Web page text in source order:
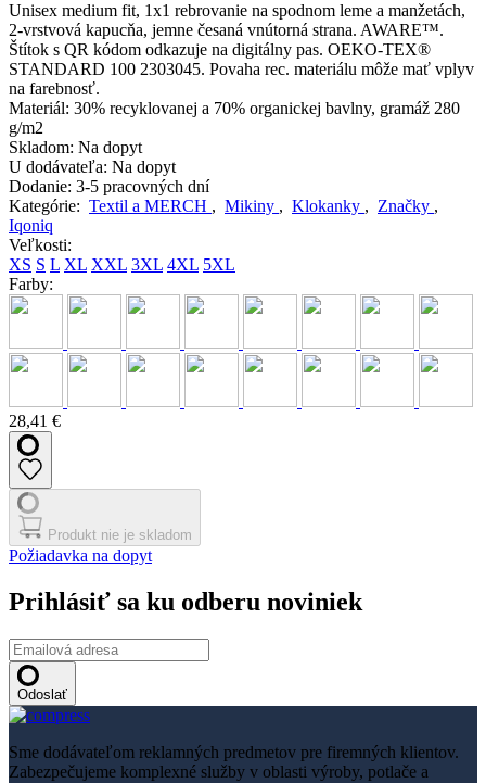
Unisex medium fit, 1x1 rebrovanie na spodnom leme a manžetách,
2-vrstvová kapucňa, jemne česaná vnútorná strana. AWARE™.
Štítok s QR kódom odkazuje na digitálny pas. OEKO-TEX®
STANDARD 100 2303045. Povaha rec. materiálu môže mať vplyv
na farebnosť.
Materiál: 30% recyklovanej a 70% organickej bavlny, gramáž 280
g/m2
Skladom: Na dopyt
U dodávateľa: Na dopyt
Dodanie: 3-5 pracovných dní
Kategórie: Textil a MERCH , Mikiny , Klokanky , Značky ,
Iqoniq
Veľkosti:
XS S L XL XXL 3XL 4XL 5XL
Farby:
28,41 €
Produkt nie je skladom
Požiadavka na dopyt
Prihlásiť sa ku odberu noviniek
Odoslať
Sme dodávateľom reklamných predmetov pre firemných klientov.
Zabezpečujeme komplexné služby v oblasti výroby, potlače a